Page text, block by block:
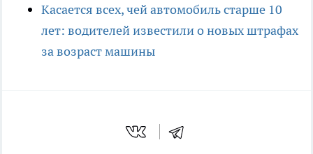
Касается всех, чей автомобиль старше 10
лет: водителей известили о новых штрафах
за возраст машины